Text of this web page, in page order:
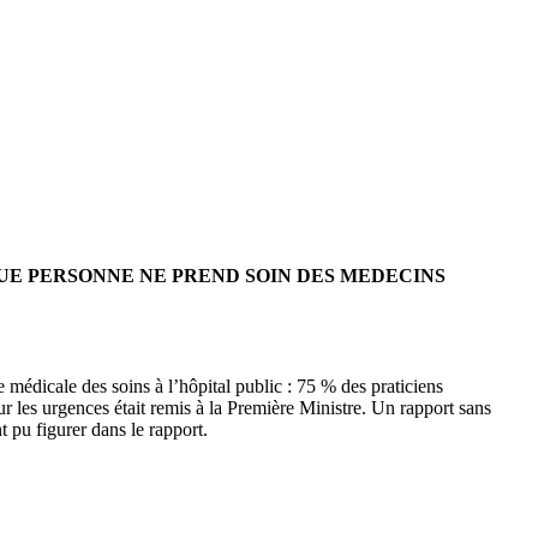
PERSONNE NE PREND SOIN DES MEDECINS
des soins à l’hôpital public : 75 % des praticiens
les urgences était remis à la Première Ministre. Un rapport sans
pu figurer dans le rapport.